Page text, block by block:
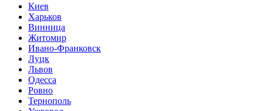
Киев
Харьков
Винница
Житомир
Ивано-Франковск
Луцк
Львов
Одесса
Ровно
Тернополь